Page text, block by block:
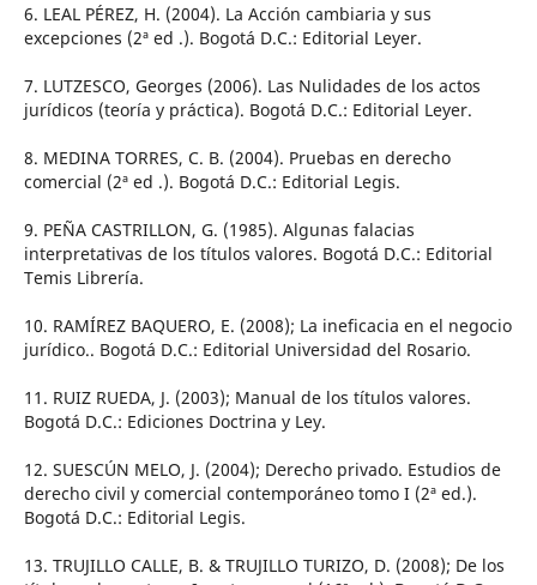
6. LEAL PÉREZ, H. (2004). La Acción cambiaria y sus
excepciones (2ª ed .). Bogotá D.C.: Editorial Leyer.
7. LUTZESCO, Georges (2006). Las Nulidades de los actos
jurídicos (teoría y práctica). Bogotá D.C.: Editorial Leyer.
8. MEDINA TORRES, C. B. (2004). Pruebas en derecho
comercial (2ª ed .). Bogotá D.C.: Editorial Legis.
9. PEÑA CASTRILLON, G. (1985). Algunas falacias
interpretativas de los títulos valores. Bogotá D.C.: Editorial
Temis Librería.
10. RAMÍREZ BAQUERO, E. (2008); La ineficacia en el negocio
jurídico.. Bogotá D.C.: Editorial Universidad del Rosario.
11. RUIZ RUEDA, J. (2003); Manual de los títulos valores.
Bogotá D.C.: Ediciones Doctrina y Ley.
12. SUESCÚN MELO, J. (2004); Derecho privado. Estudios de
derecho civil y comercial contemporáneo tomo I (2ª ed.).
Bogotá D.C.: Editorial Legis.
13. TRUJILLO CALLE, B. & TRUJILLO TURIZO, D. (2008); De los